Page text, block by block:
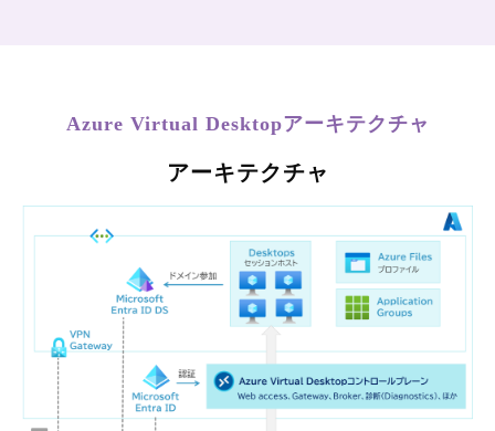
Azure Virtual Desktopアーキテクチャ
アーキテクチャ